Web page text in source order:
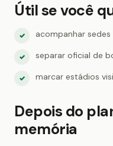
Útil se você
✓ acompanhar
✓ separar oficial de
✓ marcar estádios
Depois do
memória